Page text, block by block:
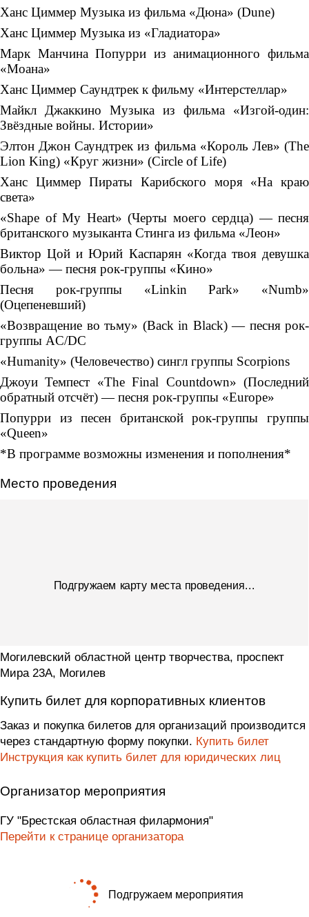
Ханс Циммер Музыка из фильма «Дюна» (Dune)
Ханс Циммер Музыка из «Гладиатора»
Марк Манчина Попурри из анимационного фильма
«Моана»
Ханс Циммер Саундтрек к фильму «Интерстеллар»
Майкл Джаккино Музыка из фильма «Изгой-один:
Звёздные войны. Истории»
Элтон Джон Cаундтрек из фильма «Король Лев» (The
Lion King) «Круг жизни» (Circle of Life)
Ханс Циммер Пираты Карибского моря «На краю
света»
«Shape of My Heart» (Черты моего сердца) — песня
британского музыканта Стинга из фильма «Леон»
Виктор Цой и Юрий Каспарян «Когда твоя девушка
больна» — песня рок-группы «Кино»
Песня рок-группы «Linkin Park» «Numb»
(Оцепеневший)
«Возвращение во тьму» (Back in Black) — песня рок-
группы AC/DC
«Humanity» (Человечество) сингл группы Scorpions
Джоуи Темпест «The Final Countdown» (Последний
обратный отсчёт) — песня рок-группы «Europe»
Попурри из песен британской рок-группы группы
«Queen»
*В программе возможны изменения и пополнения*
Место проведения
Подгружаем карту места проведения...
Могилевский областной центр творчества, проспект
Мира 23А, Могилев
Купить билет для корпоративных клиентов
Заказ и покупка билетов для организаций производится
через стандартную форму покупки. Купить билет
Инструкция как купить билет для юридических лиц
Организатор мероприятия
ГУ "Брестская областная филармония"
Перейти к странице организатора
Подгружаем мероприятия